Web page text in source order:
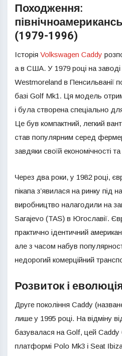
Походження:
(1979-1996)
Історія Volkswagen Caddy
а в США. У 1979 році на заводі
Westmoreland в Пенсильванії
базі Golf Mk1. Ця модель
і була створена спеціально
Це був компактний, легкий
став популярним серед
завдяки своїй економічності
Через два роки, у 1982 році,
пікапа з’явилася на ринку під
виробництво налагодили на
Sarajevo (TAS) в Югославії.
практично ідентичний
але з часом набув
недорогий комерційний
Розвиток і
Друге покоління Caddy
лише у 1995 році. На відміну
базувалася на Golf, цей
платформі Polo Mk3 і Seat